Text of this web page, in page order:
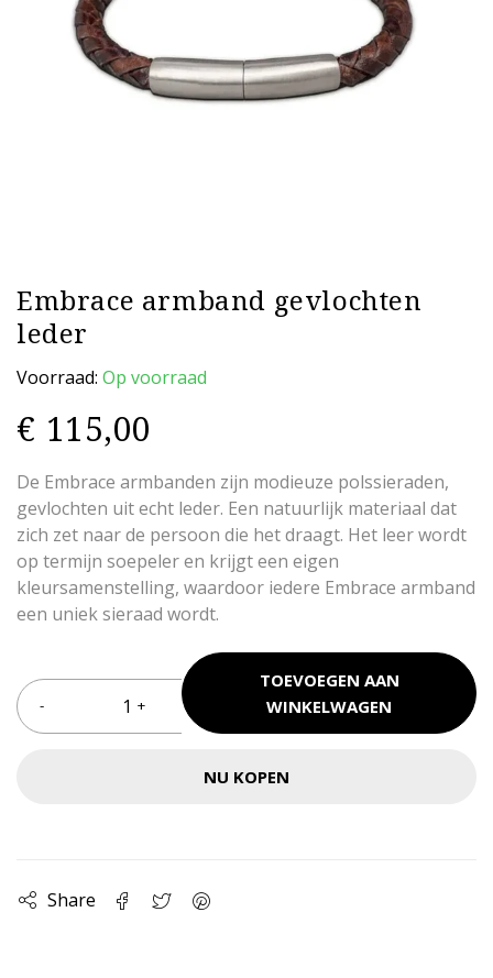
Embrace armband gevlochten
leder
Voorraad: Op voorraad
€ 115,00
De Embrace armbanden zijn modieuze polssieraden,
gevlochten uit echt leder. Een natuurlijk materiaal dat
zich zet naar de persoon die het draagt. Het leer wordt
op termijn soepeler en krijgt een eigen
kleursamenstelling, waardoor iedere Embrace armband
een uniek sieraad wordt.
TOEVOEGEN AAN
WINKELWAGEN
NU KOPEN
Share